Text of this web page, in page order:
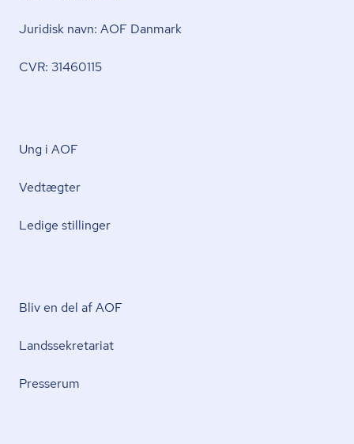
Juridisk navn: AOF Danmark
CVR: 31460115
Ung i AOF
Vedtægter
Ledige stillinger
Bliv en del af AOF
Lands­se­kre­ta­ri­at
Presserum